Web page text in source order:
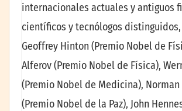
internacionales actuales y antiguos
científicos y tecnólogos
Geoffrey Hinton (Premio Nobel de
Alferov (Premio Nobel de Física),
(Premio Nobel de Medicina),
(Premio Nobel de la Paz), John